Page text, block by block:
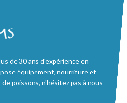
de 30 ans d'expérience en
équipement, nourriture et
poissons, n'hésitez pas à nous